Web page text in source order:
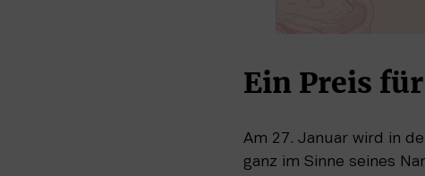
Ein Preis
Am 27. Januar wird in
ganz im Sinne seines